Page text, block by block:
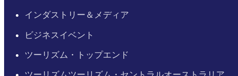
インダストリー＆メディア
ビジネスイベント
ツーリズム・トップエンド